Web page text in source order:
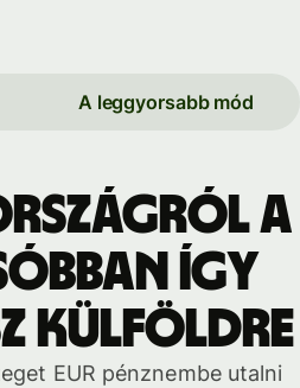
A leggyorsabb mód
a
így
külföldre
EUR pénznembe utalni